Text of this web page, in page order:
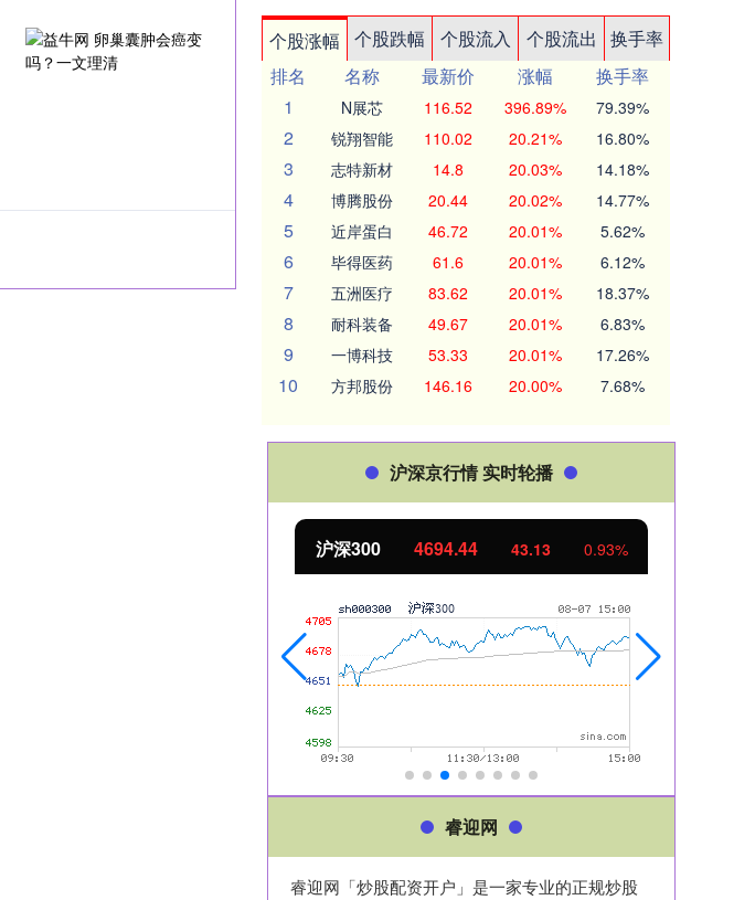
个股涨幅 个股跌幅 个股流入 个股流出
换手率
排名
名称 最新价 涨幅
换手率
1
N展芯 116.52 396.89% 79.39%
2 锐翔智能 110.02 20.21% 16.80%
3 志特新材 14.8 20.03% 14.18%
4 博腾股份 20.44 20.02% 14.77%
5 近岸蛋白 46.72 20.01% 5.62%
6 毕得医药 61.6 20.01% 6.12%
7 五洲医疗 83.62 20.01% 18.37%
8 耐科装备 49.67 20.01% 6.83%
9 一博科技 53.33 20.01% 17.26%
10 方邦股份 146.16 20.00% 7.68%
沪深京行情 实时轮播
沪深300 4694.44 43.13 0.93%
睿迎网
睿迎网「炒股配资开户」是一家专业的正规炒股